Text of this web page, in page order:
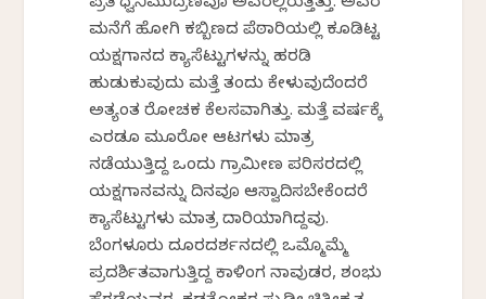
ಮನೆಗೆ ಹೋಗಿ ಕಬ್ಬಿಣದ ಪೆಠಾರಿಯಲ್ಲಿ ಕೂಡಿಟ್ಟ
ಯಕ್ಷಗಾನದ ಕ್ಯಾಸೆಟ್ಟುಗಳನ್ನು ಹರಡಿ
ಹುಡುಕುವುದು ಮತ್ತೆ ತಂದು ಕೇಳುವುದೆಂದರೆ
ಅತ್ಯಂತ ರೋಚಕ ಕೆಲಸವಾಗಿತ್ತು. ಮತ್ತೆ ವರ್ಷಕ್ಕೆ
ಎರಡೂ ಮೂರೋ ಆಟಗಳು ಮಾತ್ರ
ನಡೆಯುತ್ತಿದ್ದ ಒಂದು ಗ್ರಾಮೀಣ ಪರಿಸರದಲ್ಲಿ
ಯಕ್ಷಗಾನವನ್ನು ದಿನವೂ ಆಸ್ವಾದಿಸಬೇಕೆಂದರೆ
ಕ್ಯಾಸೆಟ್ಟುಗಳು ಮಾತ್ರ ದಾರಿಯಾಗಿದ್ದವು.
ಬೆಂಗಳೂರು ದೂರದರ್ಶನದಲ್ಲಿ ಒಮ್ಮೊಮ್ಮೆ
ಪ್ರದರ್ಶಿತವಾಗುತ್ತಿದ್ದ ಕಾಳಿಂಗ ನಾವುಡರ, ಶಂಭು